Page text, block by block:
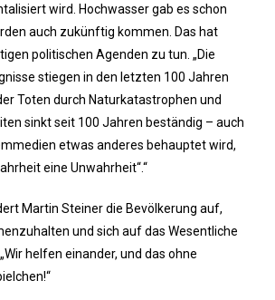
wird. Hochwasser gab es schon
auch zukünftig kommen. Das hat
politischen Agenden zu tun. „Die
stiegen in den letzten 100 Jahren
Toten durch Naturkatastrophen und
sinkt seit 100 Jahren beständig – auch
etwas anderes behauptet wird,
eine Unwahrheit“.“
Martin Steiner die Bevölkerung auf,
und sich auf das Wesentliche
helfen einander, und das ohne